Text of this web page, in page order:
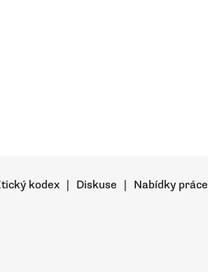
kodex Diskuse Nabídky práce